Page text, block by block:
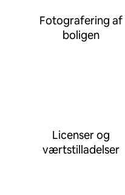
Fotografering af
boligen
Licenser og
værtstilladelser